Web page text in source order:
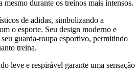
mesmo durante os treinos mais intensos.
de adidas, simbolizando a
o esporte. Seu design moderno e
guarda-roupa esportivo, permitindo
treina.
leve e respirável garante uma sensação